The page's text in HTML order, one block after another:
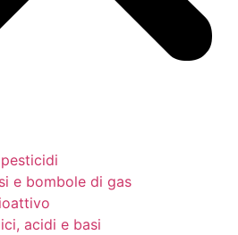
e bombole di gas
acidi e basi